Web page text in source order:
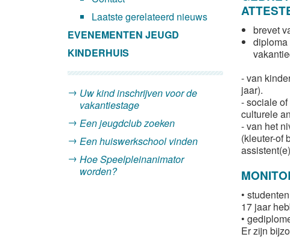
Laatste gerelateerd nieuws
EVENEMENTEN JEUGD
KINDERHUIS
Uw kind inschrijven voor de
vakantiestage
Een jeugdclub zoeken
Een huiswerkschool vinden
Hoe Speelpleinanimator
worden?
brevet
diploma
- van
jaar).
- sociale
culturele
- van het
(kleuter-of
•
17 jaar
•
Er zijn